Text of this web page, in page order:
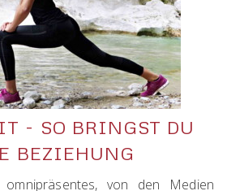
- SO BRINGST DU
BEZIEHUNG
von den Medien